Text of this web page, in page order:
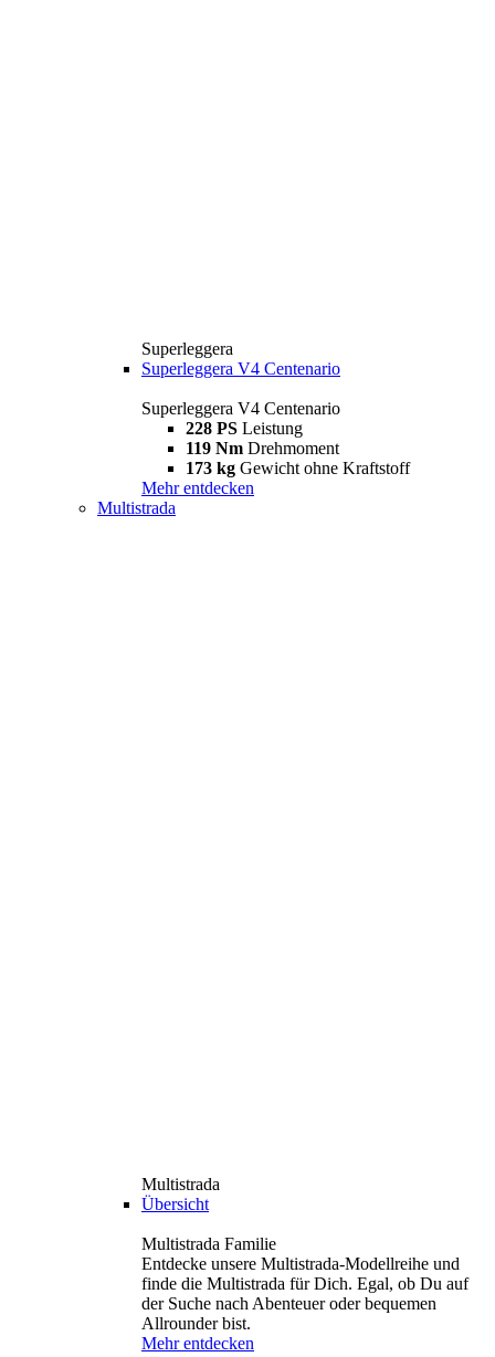
Superleggera
Superleggera V4 Centenario
Superleggera V4 Centenario
228 PS Leistung
119 Nm Drehmoment
173 kg Gewicht ohne Kraftstoff
Mehr entdecken
Multistrada
Multistrada
Übersicht
Multistrada Familie
Entdecke unsere Multistrada-Modellreihe und
finde die Multistrada für Dich. Egal, ob Du auf
der Suche nach Abenteuer oder bequemen
Allrounder bist.
Mehr entdecken